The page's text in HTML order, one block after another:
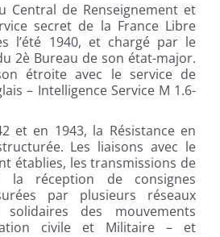
Central de Renseignement et
secret de la France Libre
l’été 1940, et chargé par le
2è Bureau de son état-major.
étroite avec le service de
– Intelligence Service M 1.6-
et en 1943, la Résistance en
Les liaisons avec le
établies, les transmissions de
la réception de consignes
par plusieurs réseaux
des mouvements
civile et Militaire – et